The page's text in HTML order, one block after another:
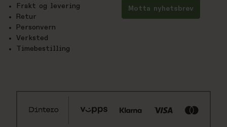
Frakt og levering
Retur
Personvern
Verksted
Timebestilling
Motta nyhetsbrev